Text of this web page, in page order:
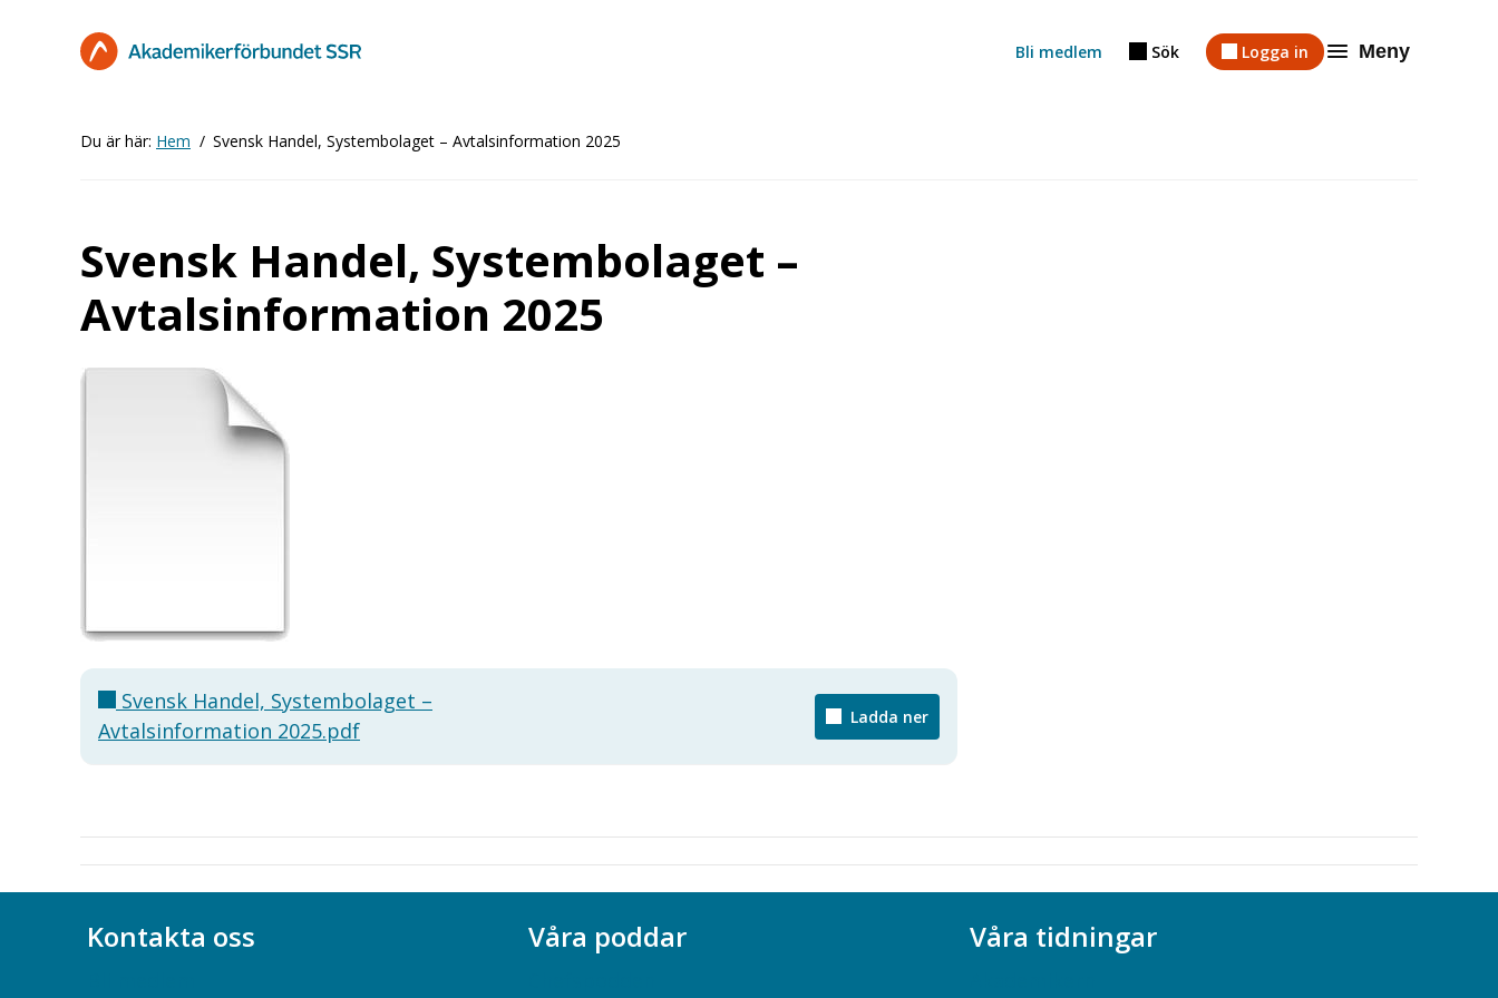
Bli medlem Sök Logga in Meny
Du är här: Hem Svensk Handel, Systembolaget – Avtalsinformation 2025
Svensk Handel, Systembolaget –
Avtalsinformation 2025
Svensk Handel, Systembolaget –
Avtalsinformation 2025.pdf
Ladda ner
Kontakta oss Våra poddar Våra tidningar